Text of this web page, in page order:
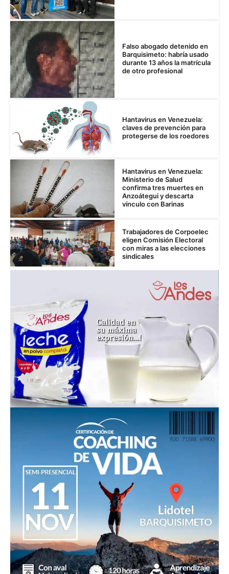
Falso abogado detenido en
Barquisimeto: habría usado
durante 13 años la matrícula
de otro profesional
Hantavirus en Venezuela:
claves de prevención para
protegerse de los roedores
Hantavirus en Venezuela:
Ministerio de Salud
confirma tres muertes en
Anzoátegui y descarta
vínculo con Barinas
Trabajadores de Corpoelec
eligen Comisión Electoral
con miras a las elecciones
sindicales